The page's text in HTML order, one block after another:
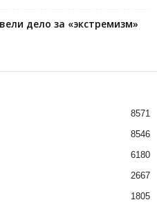
дело за «экстремизм»
8571
8546
6180
2667
1805